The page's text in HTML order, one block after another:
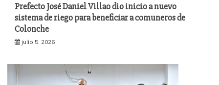
Prefecto José Daniel Villao dio inicio a nuevo
sistema de riego para beneficiar a comuneros de
Colonche
julio 5, 2026